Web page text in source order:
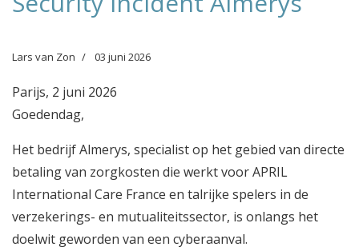
Lars van Zon 03 juni 2026
Parijs, 2 juni 2026
Goedendag,
Het bedrijf Almerys, specialist op het gebied van directe
betaling van zorgkosten die werkt voor APRIL
International Care France en talrijke spelers in de
verzekerings- en mutualiteitssector, is onlangs het
doelwit geworden van een cyberaanval.